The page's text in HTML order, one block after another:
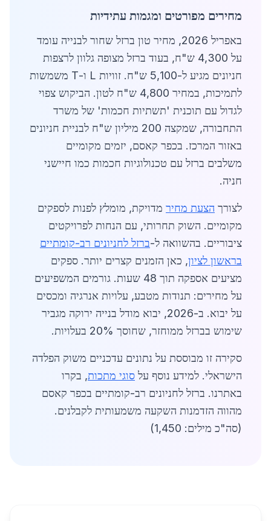
מחירים מפורטים ומגמות עתידיות
באפריל 2026, מחיר טון ברזל שחור לבנייה עומד
על 4,300 ש"ח, בעוד ברזל מצופה גלוון לרצפות
חניונים מגיע ל-5,100 ש"ח. זוויות L ו-T משמשות
לתמיכות, במחיר 4,800 ש"ח לטון. הביקוש צפוי
לגדול עם תוכנית 'תשתיות חכמות' של משרד
התחבורה, שמקצה 200 מיליון ש"ח לבניית חניונים
באזור המרכז. בכפר קאסם, יזמים מקומיים
משלבים ברזל עם טכנולוגיות חכמות כמו חיישני
חניה.
לצורך הצעת מחיר מדויקת, מומלץ לפנות לספקים
מקומיים. השוק תחרותי, עם הנחות לפרויקטים
ציבוריים. בהשוואה ל-ברזל לחניונים רב-קומתיים
בראשון לציון, כאן הזמנים קצרים יותר. ספקים
מציעים אספקה תוך 48 שעות. גורמים המשפיעים
על מחירים: תנודות מטבע, עלויות אנרגיה ומכסים
על יבוא. ב-2026, יבוא מודל בנייה ירוקה מגביר
שימוש בברזל ממוחזר, שחוסך 20% בעלויות.
סקירה זו מבוססת על נתונים עדכניים משוק הפלדה
הישראלי. למידע נוסף על סוגי מתכות, בקרו
באתרנו. ברזל לחניונים רב-קומתיים בכפר קאסם
מהווה הזדמנות השקעה משמעותית לקבלנים.
(סה"כ מילים: 1,450)